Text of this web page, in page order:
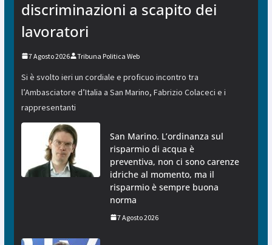
discriminazioni a scapito dei
lavoratori
7 Agosto 2026 Tribuna Politica Web
Si è svolto ieri un cordiale e proficuo incontro tra
l’Ambasciatore d’Italia a San Marino, Fabrizio Colaceci e i
rappresentanti
San Marino. L’ordinanza sul
risparmio di acqua è
preventiva, non ci sono carenze
idriche al momento, ma il
risparmio è sempre buona
norma
7 Agosto 2026